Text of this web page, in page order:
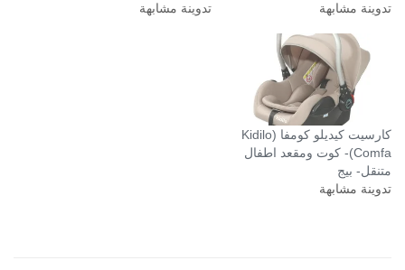
تدوينة مشابهة
تدوينة مشابهة
كارسيت كيديلو كومفا (Kidilo
Comfa)- كوت ومقعد اطفال
متنقل- بيج
تدوينة مشابهة